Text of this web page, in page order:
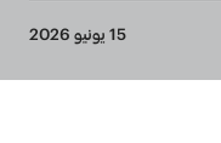
15 يونيو 2026